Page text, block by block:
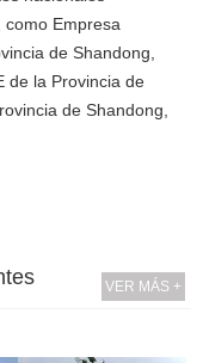
como Empresa
de Shandong,
de la Provincia de
de Shandong,
VER MÁS +